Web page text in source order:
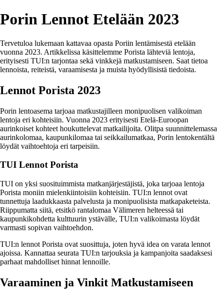
Porin Lennot Etelään 2023
Tervetuloa lukemaan kattavaa opasta Poriin lentämisestä etelään
vuonna 2023. Artikkelissa käsittelemme Porista lähteviä lentoja,
erityisesti TUI:n tarjontaa sekä vinkkejä matkustamiseen. Saat tietoa
lennoista, reiteistä, varaamisesta ja muista hyödyllisistä tiedoista.
Lennot Porista 2023
Porin lentoasema tarjoaa matkustajilleen monipuolisen valikoiman
lentoja eri kohteisiin. Vuonna 2023 erityisesti Etelä-Euroopan
aurinkoiset kohteet houkuttelevat matkailijoita. Olitpa suunnittelemassa
aurinkolomaa, kaupunkilomaa tai seikkailumatkaa, Porin lentokentältä
löydät vaihtoehtoja eri tarpeisiin.
TUI Lennot Porista
TUI on yksi suosituimmista matkanjärjestäjistä, joka tarjoaa lentoja
Porista moniin mielenkiintoisiin kohteisiin. TUI:n lennot ovat
tunnettuja laadukkaasta palvelusta ja monipuolisista matkapaketeista.
Riippumatta siitä, etsitkö rantalomaa Välimeren helteessä tai
kaupunkikohdetta kulttuurin ystävälle, TUI:n valikoimasta löydät
varmasti sopivan vaihtoehdon.
TUI:n lennot Porista ovat suosittuja, joten hyvä idea on varata lennot
ajoissa. Kannattaa seurata TUI:n tarjouksia ja kampanjoita saadaksesi
parhaat mahdolliset hinnat lennoille.
Varaaminen ja Vinkit Matkustamiseen